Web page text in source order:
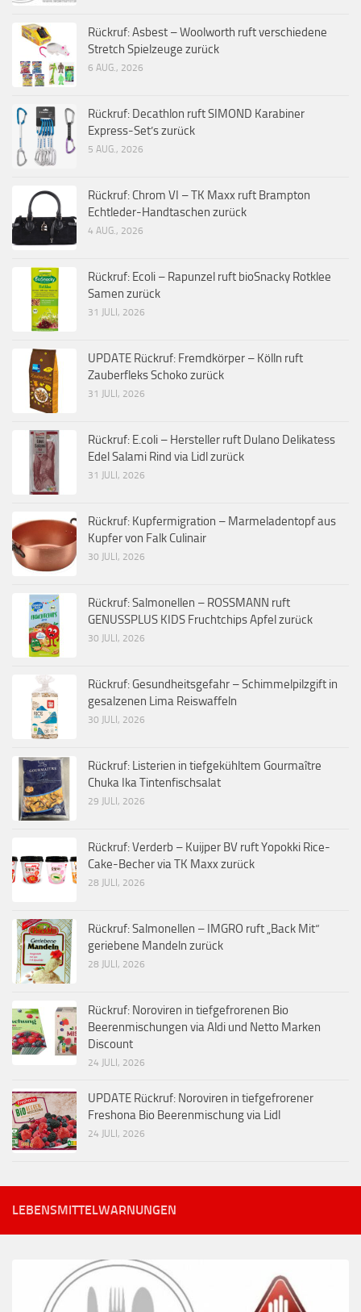
Rückruf: Asbest – Woolworth ruft verschiedene
Stretch Spielzeuge zurück
6 AUG., 2026
Rückruf: Decathlon ruft SIMOND Karabiner
Express-Set’s zurück
5 AUG., 2026
Rückruf: Chrom VI – TK Maxx ruft Brampton
Echtleder-Handtaschen zurück
4 AUG., 2026
Rückruf: Ecoli – Rapunzel ruft bioSnacky Rotklee
Samen zurück
31 JULI, 2026
UPDATE Rückruf: Fremdkörper – Kölln ruft
Zauberfleks Schoko zurück
31 JULI, 2026
Rückruf: E.coli – Hersteller ruft Dulano Delikatess
Edel Salami Rind via Lidl zurück
31 JULI, 2026
Rückruf: Kupfermigration – Marmeladentopf aus
Kupfer von Falk Culinair
30 JULI, 2026
Rückruf: Salmonellen – ROSSMANN ruft
GENUSSPLUS KIDS Fruchtchips Apfel zurück
30 JULI, 2026
Rückruf: Gesundheitsgefahr – Schimmelpilzgift in
gesalzenen Lima Reiswaffeln
30 JULI, 2026
Rückruf: Listerien in tiefgekühltem Gourmaître
Chuka Ika Tintenfischsalat
29 JULI, 2026
Rückruf: Verderb – Kuijper BV ruft Yopokki Rice-
Cake-Becher via TK Maxx zurück
28 JULI, 2026
Rückruf: Salmonellen – IMGRO ruft „Back Mit“
geriebene Mandeln zurück
28 JULI, 2026
Rückruf: Noroviren in tiefgefrorenen Bio
Beerenmischungen via Aldi und Netto Marken
Discount
24 JULI, 2026
UPDATE Rückruf: Noroviren in tiefgefrorener
Freshona Bio Beerenmischung via Lidl
24 JULI, 2026
LEBENSMITTELWARNUNGEN